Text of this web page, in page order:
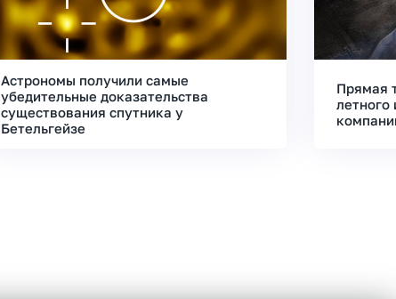
Астрономы получили самые
убедительные доказательства
существования спутника у
Бетельгейзе
Прямая
летного